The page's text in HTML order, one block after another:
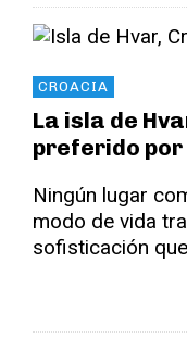
CROACIA
La isla de
preferido
Ningún lugar
modo de vida
sofisticación